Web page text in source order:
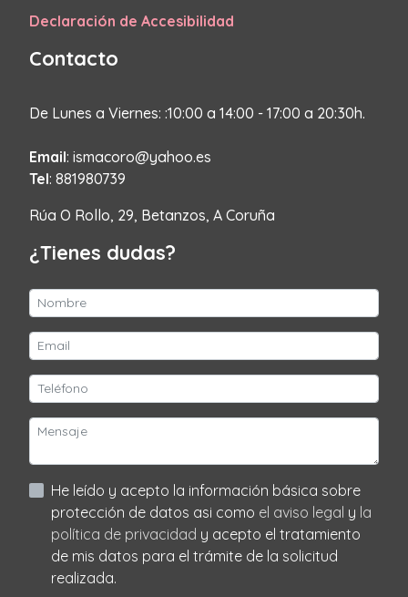
Declaración de Accesibilidad
Contacto
De Lunes a Viernes: :10:00 a 14:00 - 17:00 a 20:30h.
Email: ismacoro@yahoo.es
Tel: 881980739
Rúa O Rollo, 29, Betanzos, A Coruña
¿Tienes dudas?
He leído y acepto la información básica sobre
protección de datos asi como el aviso legal y la
política de privacidad y acepto el tratamiento
de mis datos para el trámite de la solicitud
realizada.